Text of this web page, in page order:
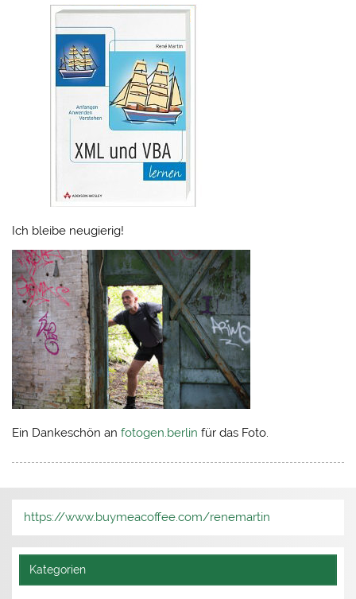
Ich bleibe neugierig!
Ein Dankeschön anfotogen.berlin für das Foto.
https://www.buymeacoffee.com/renemartin
Kategorien